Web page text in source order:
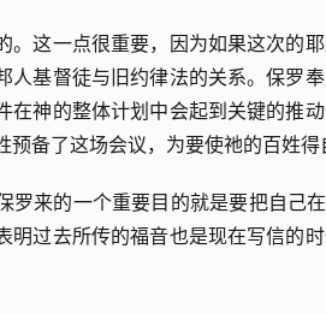
。这一点很重要，因为如果这次的
人基督徒与旧约律法的关系。保罗
在神的整体计划中会起到关键的推
预备了这场会议，为要使祂的百姓得
罗来的一个重要目的就是要把自己
明过去所传的福音也是现在写信的